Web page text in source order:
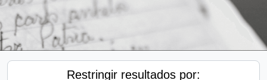
Restringir resultados por: